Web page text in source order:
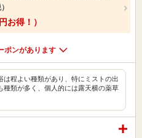
お得！）
ポンがあります
は程よい種類があり、特にミストの出
種類が多く、個人的には露天横の薬草